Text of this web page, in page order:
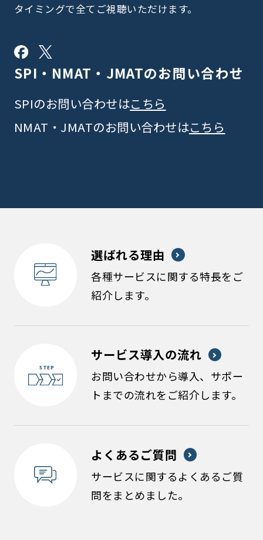
タイミングで全てご視聴いただけます。
SPI・NMAT・JMATのお問い合わせ
SPIのお問い合わせはこちら
NMAT・JMATのお問い合わせはこちら
選ばれる理由
各種サービスに関する特長をご
紹介します。
サービス導入の流れ
お問い合わせから導入、サポー
トまでの流れをご紹介します。
よくあるご質問
サービスに関するよくあるご質
問をまとめました。